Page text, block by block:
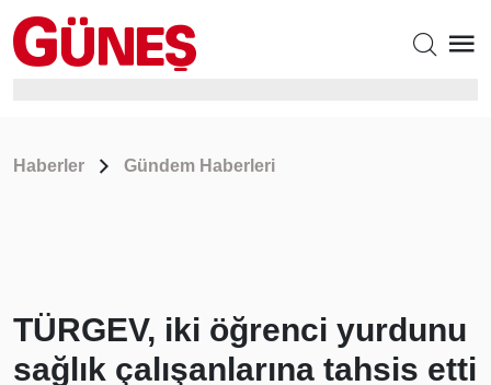
Haberler Gündem Haberleri
TÜRGEV, iki öğrenci yurdunu
sağlık çalışanlarına tahsis etti